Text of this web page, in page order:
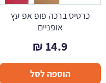
כרטיס ברכה פופ אפ עץ
אופניים
14.9
₪
הוספה לסל